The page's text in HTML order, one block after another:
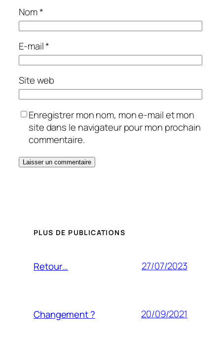
Nom*
E-mail*
Site web
Enregistrer mon nom, mon e-mail et mon
site dans le navigateur pour mon prochain
commentaire.
PLUS DE PUBLICATIONS
Retour… 27/07/2023
Changement ? 20/09/2021